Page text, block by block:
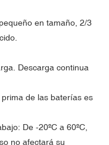
en tamaño, 2/3
Descarga continua
de las baterías es
De -20ºC a 60ºC,
no afectará su